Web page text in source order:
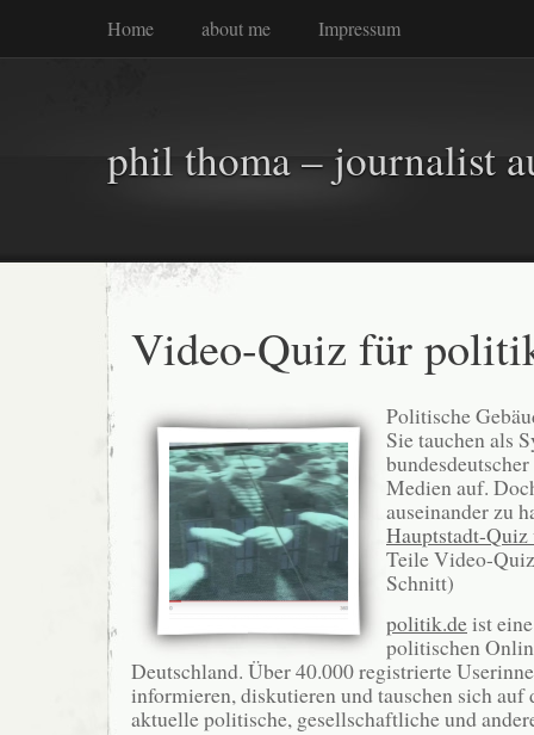
Home about me Impressum
phil thoma – journalist
Video-Quiz für
Politische
Sie tauchen als
Medien auf.
auseinander zu
Hauptstadt-
Teile Video-
Schnitt)
politik.deist
politischen
Deutschland. Über 40.000 registrierte
informieren, diskutieren und tauschen sich auf
aktuelle politische, gesellschaftliche und